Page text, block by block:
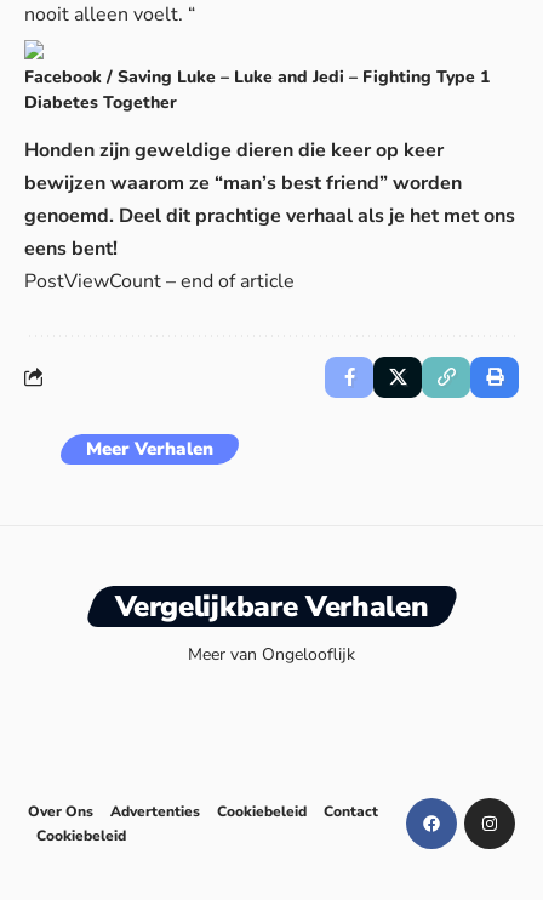
nooit alleen voelt. “
Facebook / Saving Luke – Luke and Jedi – Fighting Type 1
Diabetes Together
Honden zijn geweldige dieren die keer op keer
bewijzen waarom ze “man’s best friend” worden
genoemd. Deel dit prachtige verhaal als je het met ons
eens bent!
PostViewCount – end of article
Meer Verhalen
Vergelijkbare Verhalen
Meer van Ongelooflijk
Over Ons Advertenties Cookiebeleid
Contact
Cookiebeleid